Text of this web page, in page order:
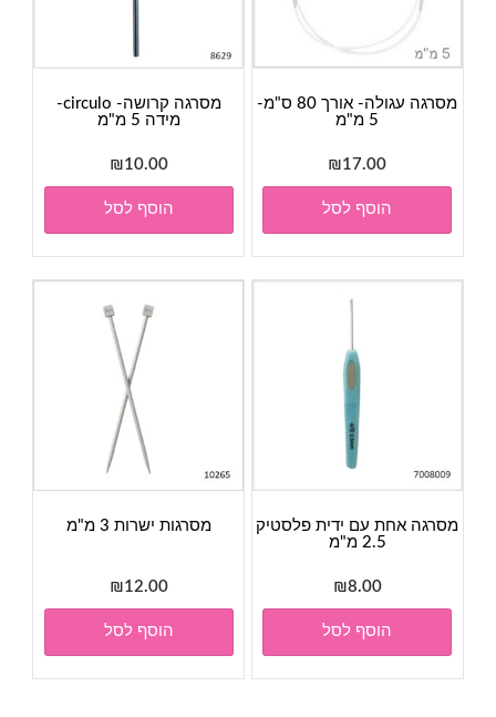
מסרגה עגולה- אורך 80 ס"מ-
5 מ"מ
₪17.00
הוסף לסל
מסרגה קרושה- circulo-
מידה 5 מ"מ
₪10.00
הוסף לסל
מסרגה אחת עם ידית פלסטיק
2.5 מ"מ
₪8.00
הוסף לסל
מסרגות ישרות 3 מ"מ
₪12.00
הוסף לסל